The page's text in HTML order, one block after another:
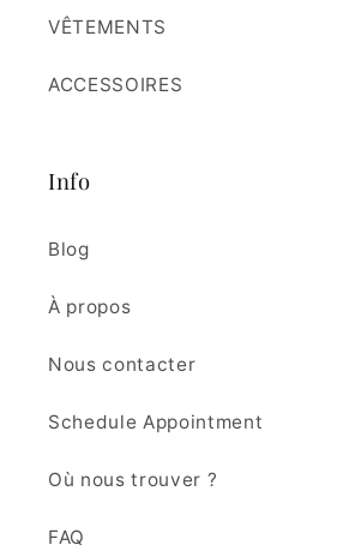
VÊTEMENTS
ACCESSOIRES
Info
Blog
À propos
Nous contacter
Schedule Appointment
Où nous trouver ?
FAQ